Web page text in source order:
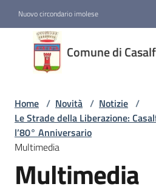
Nuovo circondario imolese
Comune di
Comune di
Casalfiumanese
Amministrazione
Novità
Home / Novità / Notizie /
Le Strade della Liberazione:
l’80° Anniversario
Multimedia
Multimedia